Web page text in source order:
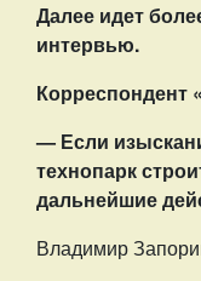
Далее идет
интервью.
Корреспондент
— Если
технопарк
дальнейшие
Владимир